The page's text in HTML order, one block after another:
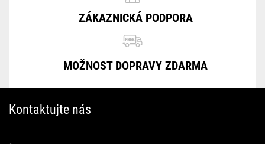
ZÁKAZNICKÁ PODPORA
MOŽNOST DOPRAVY ZDARMA
Kontaktujte nás